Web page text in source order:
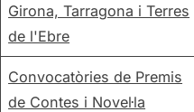
Girona, Tarragona i Terres
de l'Ebre
Convocatòries de Premis
de Contes i Novel·la